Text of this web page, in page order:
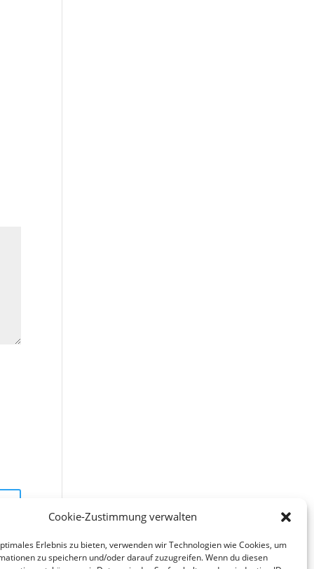
Cookie-Zustimmung verwalten
Erlebnis zu bieten, verwenden wir Technologien wie Cookies, um
zu speichern und/oder darauf zuzugreifen. Wenn du diesen